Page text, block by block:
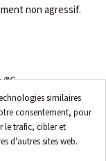
similaires
consentement, pour
le trafic, cibler et
d'autres sites web.
non agressif.
°C